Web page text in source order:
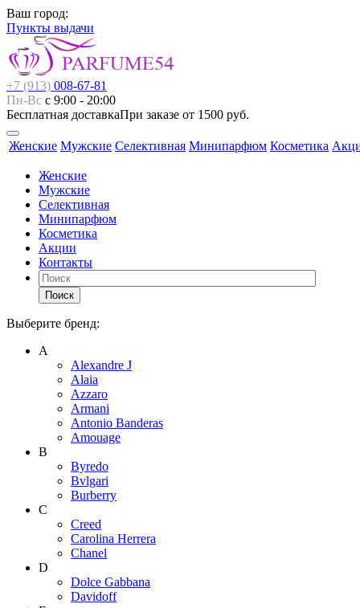
Ваш город:
Пункты выдачи
+7 (913) 008-67-81
Пн-Вс с 9:00 - 20:00
Бесплатная доставкаПри заказе от 1500 руб.
Женские Мужские Селективная Минипарфюм Косметика
Женские
Мужские
Селективная
Минипарфюм
Косметика
Акции
Контакты
Поиск
Выберите бренд:
А
Alexandre J
Alaia
Azzaro
Armani
Antonio Banderas
Amouage
B
Byredo
Bvlgari
Burberry
C
Creed
Carolina Herrera
Chanel
D
Dolce Gabbana
Davidoff